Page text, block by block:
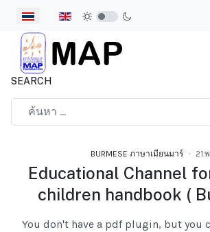
เลือกภาษาของคุณ
SEARCH
BURMESE ภาษาเมียนมาร์ 21.
Educational Channel
children handbook (
You don't have a pdf plugin, but you